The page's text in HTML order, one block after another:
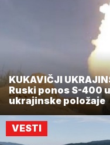
KUKAVIČJI
Ruski ponos S-400
ukrajinske položaje
VESTI